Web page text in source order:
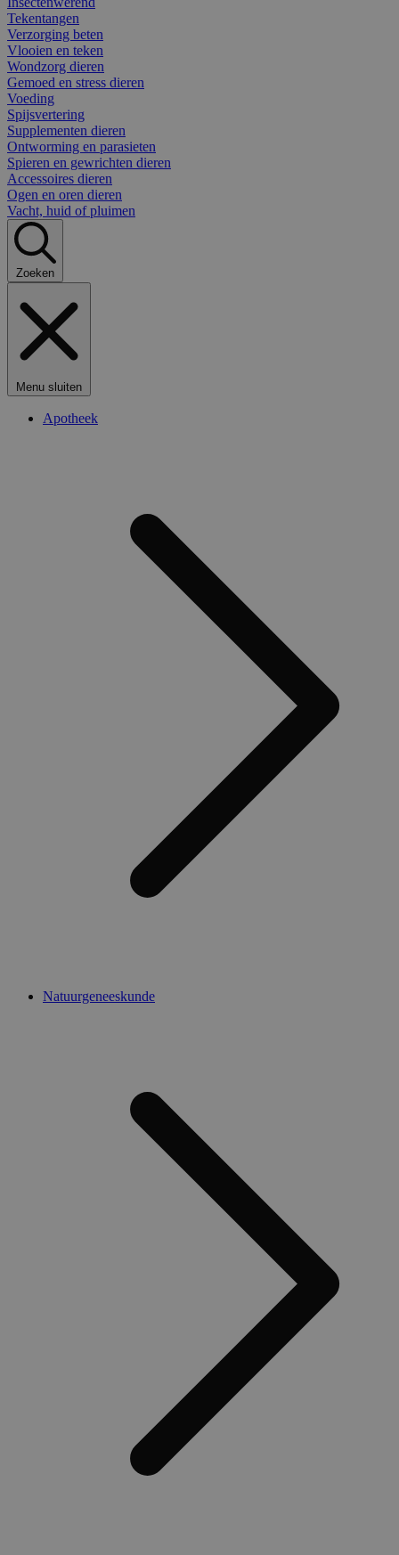
Tekentangen
Verzorging beten
Vlooien en teken
Wondzorg dieren
Gemoed en stress dieren
Voeding
Spijsvertering
Supplementen dieren
Ontworming en parasieten
Spieren en gewrichten dieren
Accessoires dieren
Ogen en oren dieren
Vacht, huid of pluimen
Zoeken
Menu sluiten
Apotheek
Natuurgeneeskunde